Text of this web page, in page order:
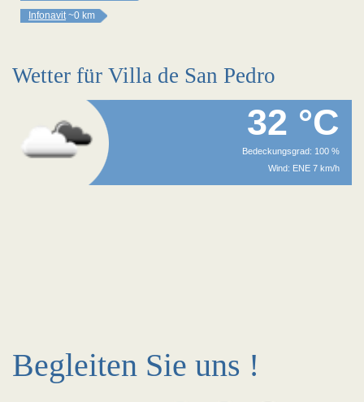
Infonavit ~0 km
Wetter für Villa de San Pedro
32 °C
Bedeckungsgrad: 100 %
Wind: ENE 7 km/h
Begleiten Sie uns !